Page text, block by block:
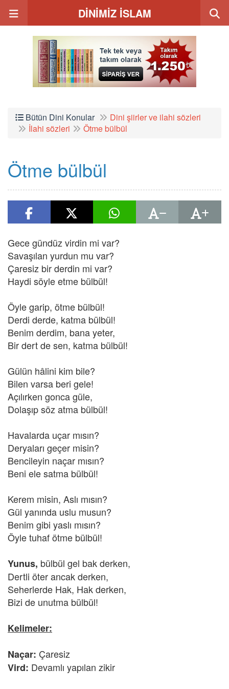
DİNİMİZ İSLAM
Bütün Dini Konular
Dini şiirler ve ilahi sözleri
İlahi sözleri
Ötme bülbül
Ötme bülbül
Gece gündüz virdin mi var?
Savaşılan yurdun mu var?
Çaresiz bir derdin mi var?
Haydi söyle etme bülbül!
Öyle garip, ötme bülbül!
Derdi derde, katma bülbül!
Benim derdim, bana yeter,
Bir dert de sen, katma bülbül!
Gülün hâlini kim bile?
Bilen varsa beri gele!
Açılırken gonca güle,
Dolaşıp söz atma bülbül!
Havalarda uçar mısın?
Deryaları geçer misin?
Bencileyin naçar mısın?
Beni ele satma bülbül!
Kerem misin, Aslı mısın?
Gül yanında uslu musun?
Benim gibi yaslı mısın?
Öyle tuhaf ötme bülbül!
Yunus, bülbül gel bak derken,
Dertli öter ancak derken,
Seherlerde Hak, Hak derken,
Bizi de unutma bülbül!
Kelimeler:
Naçar: Çaresiz
Vird: Devamlı yapılan zikir